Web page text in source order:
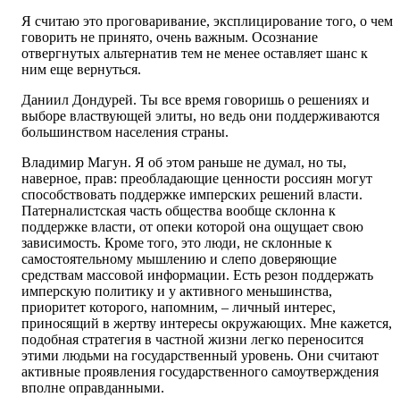
Я считаю это проговаривание, эксплицирование того, о чем
говорить не принято, очень важным. Осознание
отвергнутых альтернатив тем не менее оставляет шанс к
ним еще вернуться.
Даниил Дондурей. Ты все время говоришь о решениях и
выборе властвующей элиты, но ведь они поддерживаются
большинством населения страны.
Владимир Магун. Я об этом раньше не думал, но ты,
наверное, прав: преобладающие ценности россиян могут
способствовать поддержке имперских решений власти.
Патерналистская часть общества вообще склонна к
поддержке власти, от опеки которой она ощущает свою
зависимость. Кроме того, это люди, не склонные к
самостоятельному мышлению и слепо доверяющие
средствам массовой информации. Есть резон поддержать
имперскую политику и у активного меньшинства,
приоритет которого, напомним, – личный интерес,
приносящий в жертву интересы окружающих. Мне кажется,
подобная стратегия в частной жизни легко переносится
этими людьми на государственный уровень. Они считают
активные проявления государственного самоутверждения
вполне оправданными.